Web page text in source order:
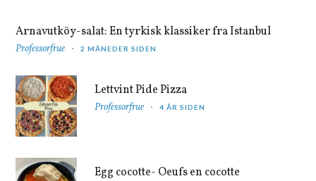
Arnavutköy-salat: En tyrkisk klassiker fra Istanbul
Professorfrue 2 MÅNEDER SIDEN
Lettvint Pide Pizza
Professorfrue 4 ÅR SIDEN
Egg cocotte- Oeufs en cocotte